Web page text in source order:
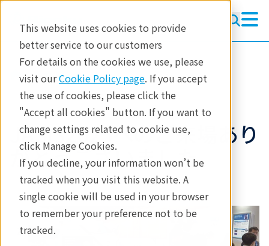
This website uses cookies to provide
better service to our customers
For details on the cookies we use, please
visit ourCookie Policy page. If you accept
the use of cookies, please click the
"Accept all cookies" button. If you want to
change settings related to cookie use,
click Manage Cookies.
If you decline, your information won’t be
tracked when you visit this website. A
single cookie will be used in your browser
to remember your preference not to be
tracked.
参考資料
JASIS2025へのご来場あり
がとうございました。